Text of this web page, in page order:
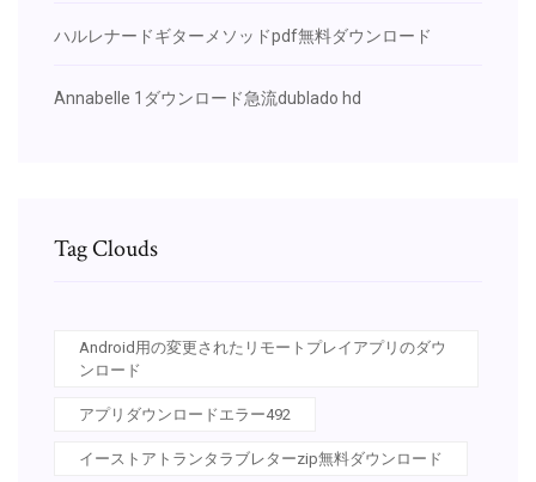
ハルレナードギターメソッドpdf無料ダウンロード
Annabelle 1ダウンロード急流dublado hd
Tag Clouds
Android用の変更されたリモートプレイアプリのダウ
ンロード
アプリダウンロードエラー492
イーストアトランタラブレターzip無料ダウンロード